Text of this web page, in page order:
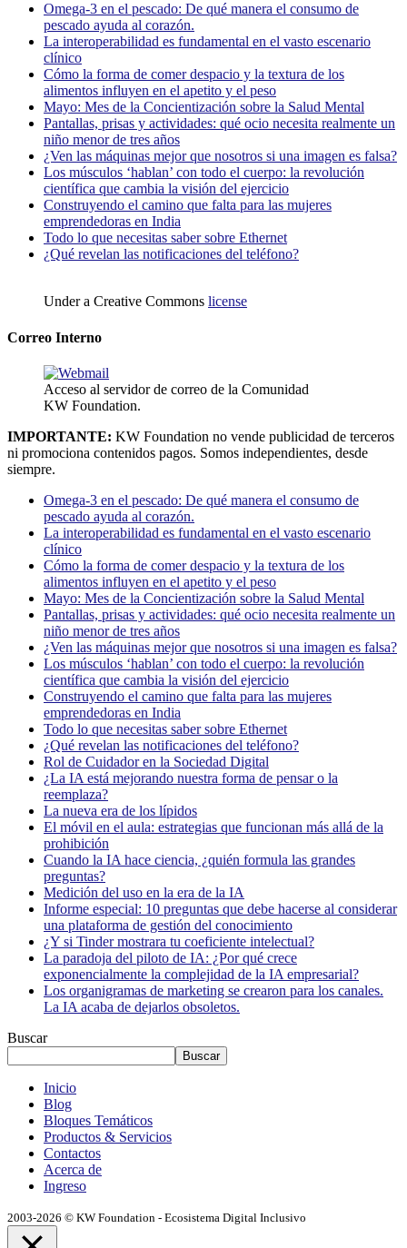
Omega-3 en el pescado: De qué manera el consumo de
pescado ayuda al corazón.
La interoperabilidad es fundamental en el vasto escenario
clínico
Cómo la forma de comer despacio y la textura de los
alimentos influyen en el apetito y el peso
Mayo: Mes de la Concientización sobre la Salud Mental
Pantallas, prisas y actividades: qué ocio necesita realmente un
niño menor de tres años
¿Ven las máquinas mejor que nosotros si una imagen es falsa?
Los músculos ‘hablan’ con todo el cuerpo: la revolución
científica que cambia la visión del ejercicio
Construyendo el camino que falta para las mujeres
emprendedoras en India
Todo lo que necesitas saber sobre Ethernet
¿Qué revelan las notificaciones del teléfono?
Under a Creative Commons license
Correo Interno
Acceso al servidor de correo de la Comunidad
KW Foundation.
IMPORTANTE: KW Foundation no vende publicidad de terceros
ni promociona contenidos pagos. Somos independientes, desde
siempre.
Omega-3 en el pescado: De qué manera el consumo de
pescado ayuda al corazón.
La interoperabilidad es fundamental en el vasto escenario
clínico
Cómo la forma de comer despacio y la textura de los
alimentos influyen en el apetito y el peso
Mayo: Mes de la Concientización sobre la Salud Mental
Pantallas, prisas y actividades: qué ocio necesita realmente un
niño menor de tres años
¿Ven las máquinas mejor que nosotros si una imagen es falsa?
Los músculos ‘hablan’ con todo el cuerpo: la revolución
científica que cambia la visión del ejercicio
Construyendo el camino que falta para las mujeres
emprendedoras en India
Todo lo que necesitas saber sobre Ethernet
¿Qué revelan las notificaciones del teléfono?
Rol de Cuidador en la Sociedad Digital
¿La IA está mejorando nuestra forma de pensar o la
reemplaza?
La nueva era de los lípidos
El móvil en el aula: estrategias que funcionan más allá de la
prohibición
Cuando la IA hace ciencia, ¿quién formula las grandes
preguntas?
Medición del uso en la era de la IA
Informe especial: 10 preguntas que debe hacerse al considerar
una plataforma de gestión del conocimiento
¿Y si Tinder mostrara tu coeficiente intelectual?
La paradoja del piloto de IA: ¿Por qué crece
exponencialmente la complejidad de la IA empresarial?
Los organigramas de marketing se crearon para los canales.
La IA acaba de dejarlos obsoletos.
Buscar
Buscar
Inicio
Blog
Bloques Temáticos
Productos & Servicios
Contactos
Acerca de
Ingreso
2003-2026 © KW Foundation - Ecosistema Digital Inclusivo